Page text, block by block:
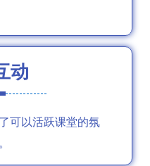
动
可以活跃课堂的氛